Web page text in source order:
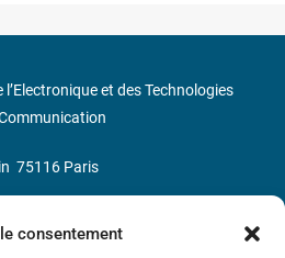
consentement
l’Electronique et des Technologies
75116 Paris
6 et « Iéna » Ligne 9